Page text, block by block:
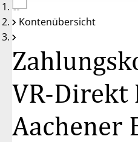
Keine
Konten
Kontenübersicht
VR-Direkt
Aachener